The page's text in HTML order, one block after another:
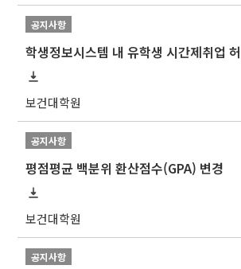
공지사항
보건대학원
공지사항
평점평균 백분위 환산점수(GPA) 변경
보건대학원
공지사항